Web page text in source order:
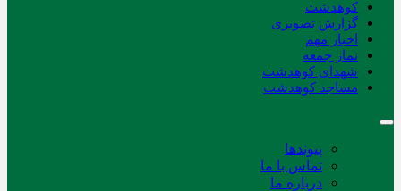
کوهدشت
گزارش تصویری
اخبار مهم
نماز جمعه
شهدای کوهدشت
مساجد کوهدشت
پیوندها
تماس با ما
درباره ما